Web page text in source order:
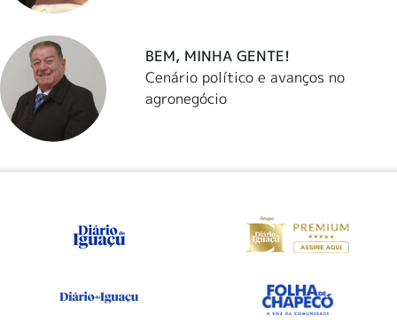
BEM, MINHA GENTE!
Cenário político e avanços no
agronegócio